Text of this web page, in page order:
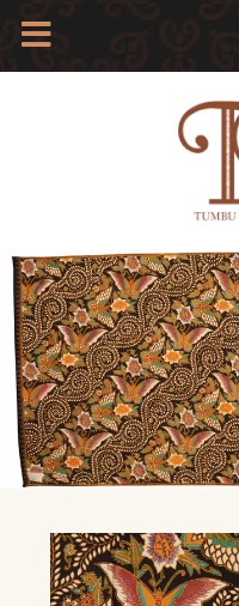
PROFIL
INSAN
BATIK
KAMUS
BATIK
KATALOG
BATIK
TANYA
LINKS